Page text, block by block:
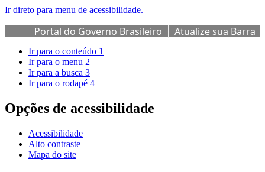
Ir direto para menu de acessibilidade.
Portal do Governo Brasileiro
Atualize sua Barra
de Governo
Ir para o conteúdo 1
Ir para o menu 2
Ir para a busca 3
Ir para o rodapé 4
Opções de acessibilidade
Acessibilidade
Alto contraste
Mapa do site